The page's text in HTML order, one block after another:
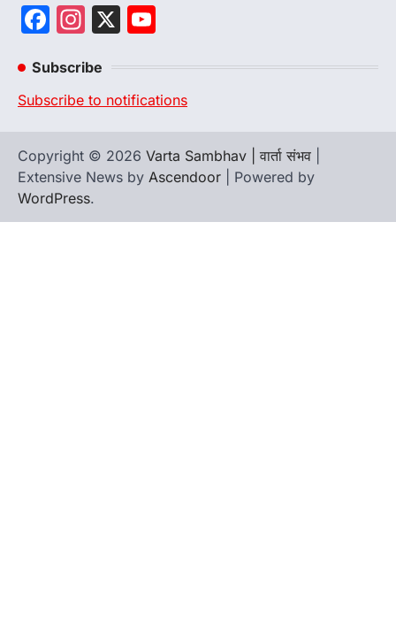
Facebook
Instagram
X
Subscribe
Subscribe to notifications
Copyright © 2026 Varta Sambhav | वार्ता संभव
Extensive News by Ascendoor | Powered by
WordPress.